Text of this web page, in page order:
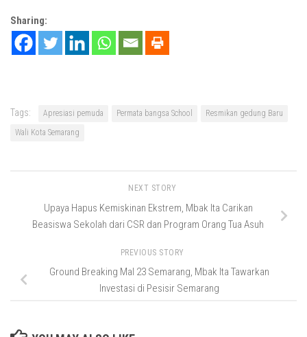
Sharing:
Tags: Apresiasi pemuda Permata bangsa School
Resmikan gedung Baru
Wali Kota Semarang
NEXT STORY
Upaya Hapus Kemiskinan Ekstrem, Mbak Ita Carikan
Beasiswa Sekolah dari CSR dan Program Orang Tua Asuh
PREVIOUS STORY
Ground Breaking Mal 23 Semarang, Mbak Ita Tawarkan
Investasi di Pesisir Semarang